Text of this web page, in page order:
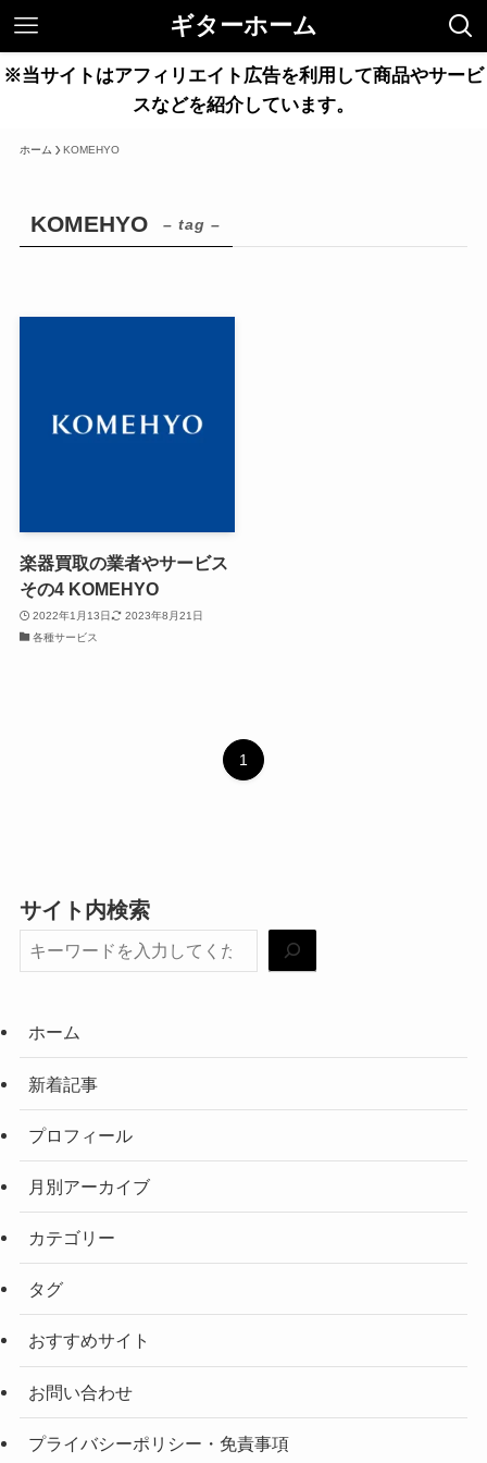
ギターホーム
※当サイトはアフィリエイト広告を利用して商品やサービ
スなどを紹介しています。
ホーム KOMEHYO
KOMEHYO – tag –
楽器買取の業者やサービス
その4 KOMEHYO
2022年1月13日
2023年8月21日
各種サービス
1
サイト内検索
ホーム
新着記事
プロフィール
月別アーカイブ
カテゴリー
タグ
おすすめサイト
お問い合わせ
プライバシーポリシー・免責事項